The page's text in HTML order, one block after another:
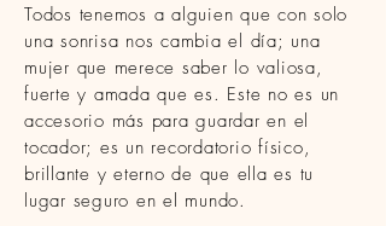
Todos tenemos a alguien que con solo
una sonrisa nos cambia el día; una
mujer que merece saber lo valiosa,
fuerte y amada que es. Este no es un
accesorio más para guardar en el
tocador; es un recordatorio físico,
brillante y eterno de que ella es tu
lugar seguro en el mundo.